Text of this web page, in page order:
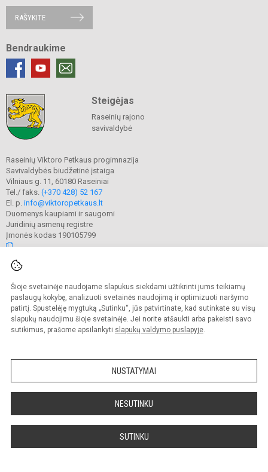
Šioje svetainėje naudojame slapukus siekdami užtikrinti jums teikiamų
paslaugų kokybę, analizuoti svetainės naudojimą ir optimizuoti naršymo
patirtį. Spustelėję mygtuką „Sutinku“, jūs patvirtinate, kad sutinkate su visų
slapukų naudojimu šioje svetainėje. Jei norite atšaukti arba pakeisti savo
sutikimus, prašome apsilankyti slapukų valdymo puslapyje.
NUSTATYMAI
NESUTINKU
SUTINKU
RAŠYKITE
Bendraukime
Steigėjas
Raseinių rajono
savivaldybė
Raseinių Viktoro Petkaus progimnazija
Savivaldybės biudžetinė įstaiga
Vilniaus g. 11, 60180 Raseiniai
Tel./ faks. (+370 428) 52 167
El. p. info@viktoropetkaus.lt
Duomenys kaupiami ir saugomi
Juridinių asmenų registre
Įmonės kodas 190105799
Kopijuoti turinį be raštiško mokyklos administracijos sutikimo griežtai
draudžiama.
Prieinamumo paraiška Slapukų valdymas
Sumanus būdas atnaujinti